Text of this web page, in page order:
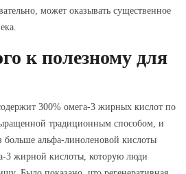
может оказывать существенное
к полезному для
300% омега-3 жирных кислот по
традиционным способом, и
больше альфа-линоленовой кислоты
3 жирной кислоты, которую люди